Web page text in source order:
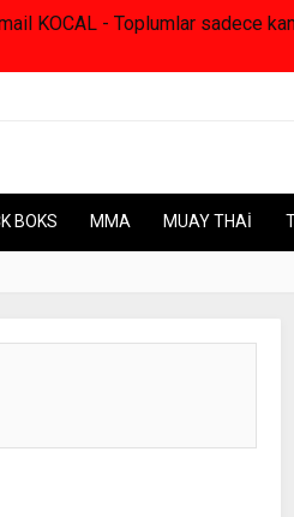
KOCAL - Toplumlar sadece
BOKS MMA MUAY THAİ